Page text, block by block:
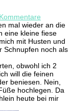
Neuer
Lesestoff
mal wieder an die
eine kleine fiese
mit Husten und
Schnupfen noch als
obwohl ich 2
will die feinen
beniesen. Nein,
hochlegen. Da
heute bei mir